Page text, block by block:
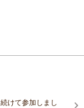
けて参加しまし